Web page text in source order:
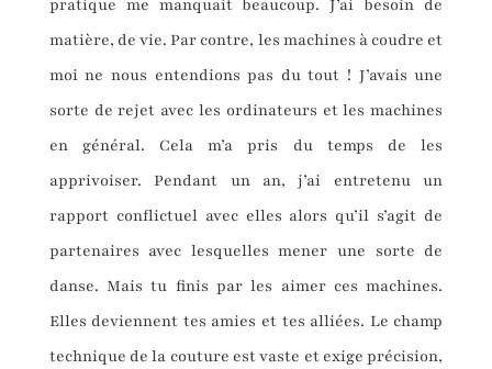
pratique me manquait beaucoup. J’ai besoin de
matière, de vie. Par contre, les machines à coudre et
moi ne nous entendions pas du tout ! J’avais une
sorte de rejet avec les ordinateurs et les machines
en général. Cela m’a pris du temps de les
apprivoiser. Pendant un an, j’ai entretenu un
rapport conflictuel avec elles alors qu’il s’agit de
partenaires avec lesquelles mener une sorte de
danse. Mais tu finis par les aimer ces machines.
Elles deviennent tes amies et tes alliées. Le champ
technique de la couture est vaste et exige précision,